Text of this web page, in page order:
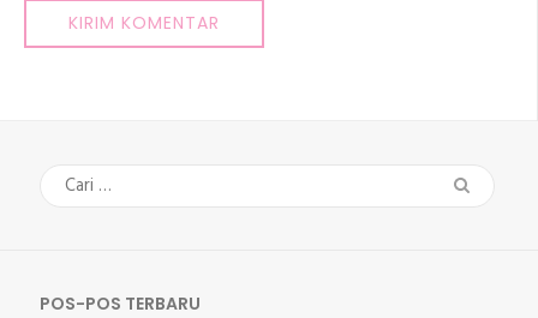
Cari
untuk:
POS-POS TERBARU